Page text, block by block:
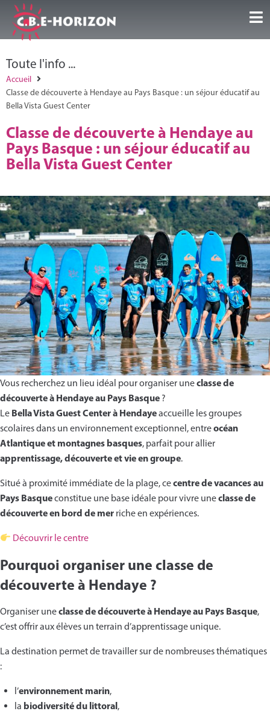
Infos et conseils
Témoignages
Contact
Français
Toute l'info ...
Accueil
Classe de découverte à Hendaye au Pays Basque : un séjour éducatif au
Bella Vista Guest Center
Classe de découverte à Hendaye au
Pays Basque : un séjour éducatif au
Bella Vista Guest Center
Vous recherchez un lieu idéal pour organiser uneclasse de
découverte à Hendaye au Pays Basque ?
Le Bella Vista Guest Center à Hendayeaccueille les groupes
scolaires dans un environnement exceptionnel, entreocéan
Atlantique et montagnes basques, parfait pour allier
apprentissage, découverte et vie en groupe.
Situé à proximité immédiate de la plage, cecentre de vacances au
Pays Basqueconstitue une base idéale pour vivre uneclasse de
découverte en bord de mer riche en expériences.
Découvrir le centre
Pourquoi organiser une classe de
découverte à Hendaye ?
Organiser uneclasse de découverte à Hendaye au Pays Basque,
c’est offrir aux élèves un terrain d’apprentissage unique.
La destination permet de travailler sur de nombreuses thématiques
:
l’environnement marin,
la biodiversité du littoral,